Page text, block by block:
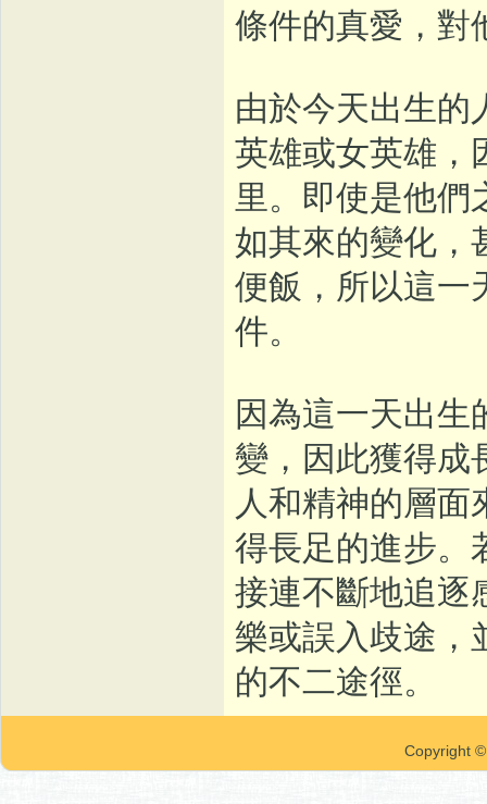
條件的真愛，對
由於今天出生的
英雄或女英雄，
里。即使是他們
如其來的變化，
便飯，所以這一
件。
因為這一天出生
變，因此獲得成
人和精神的層
得長足的進步。
接連不斷地追逐
樂或誤入歧途，
的不二途徑。
Copyright